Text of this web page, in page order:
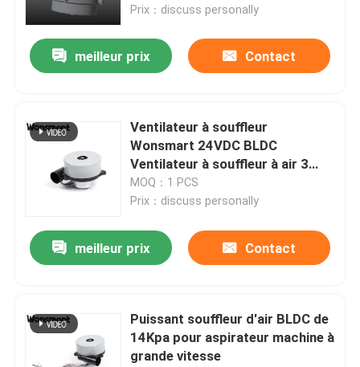
Prix：discuss personally
meilleur prix Contact
Ventilateur à souffleur
Wonsmart 24VDC BLDC
Ventilateur à souffleur à air 3
phases 13000rpm-16500rpm
Vitesse
MOQ：1 PCS
Prix：discuss personally
meilleur prix Contact
Puissant souffleur d'air BLDC de
14Kpa pour aspirateur machine à
grande vitesse